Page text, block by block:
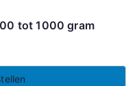
tot 1000 gram